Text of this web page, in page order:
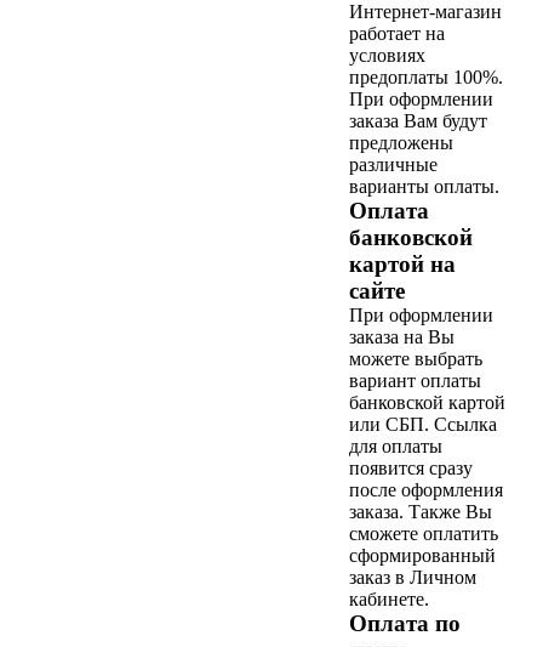
Интернет-магазин
работает на
условиях
предоплаты 100%.
При оформлении
заказа Вам будут
предложены
различные
варианты оплаты.
Оплата
банковской
картой на
сайте
При оформлении
заказа на Вы
можете выбрать
вариант оплаты
банковской картой
или СБП. Ссылка
для оплаты
появится сразу
после оформления
заказа. Также Вы
сможете оплатить
сформированный
заказ в Личном
кабинете.
Оплата по